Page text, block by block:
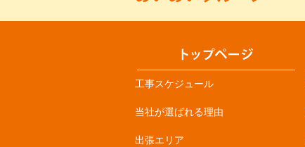
工事スケジュール
当社が選ばれる理由
出張エリア